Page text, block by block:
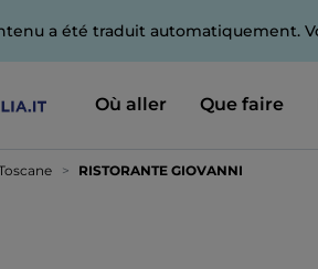
a été traduit automatiquement.
Où aller Que faire
RISTORANTE GIOVANNI